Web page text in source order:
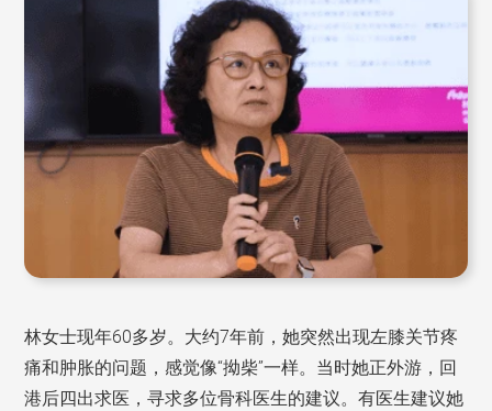
林女士现年60多岁。大约7年前，她突然出现左膝关节疼
痛和肿胀的问题，感觉像“拗柴”一样。当时她正外游，回
港后四出求医，寻求多位骨科医生的建议。有医生建议她